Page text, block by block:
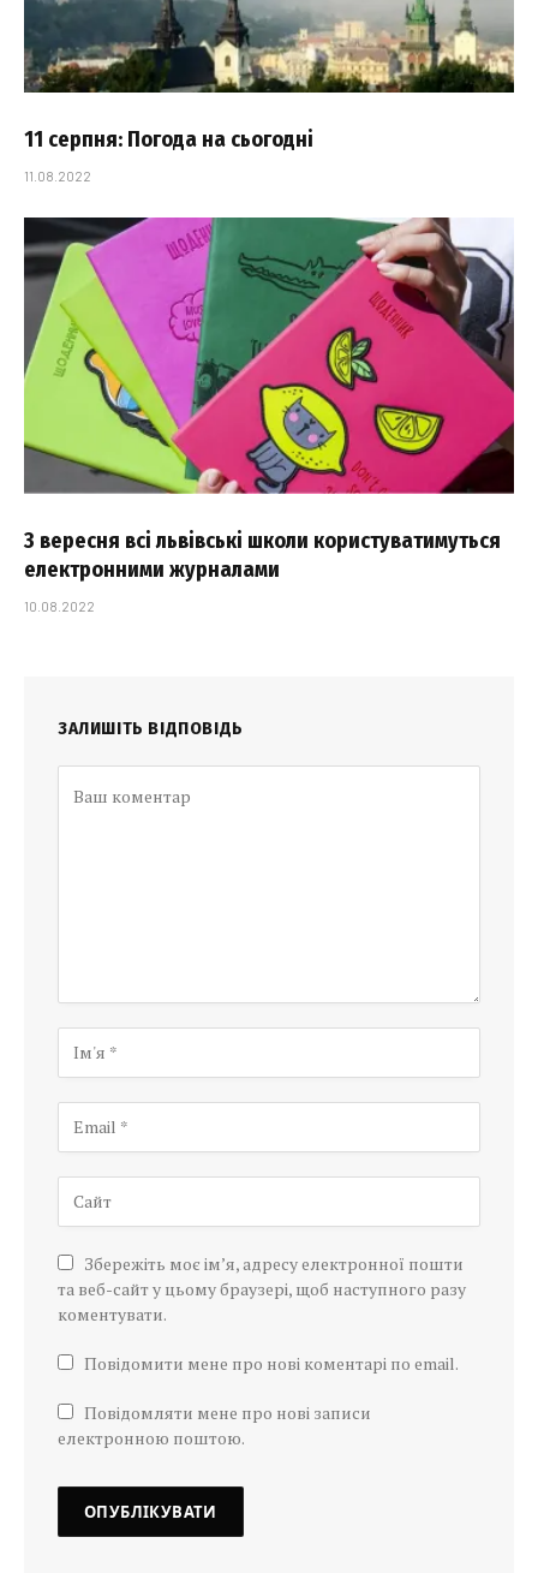
11 серпня: Погода на сьогодні
11.08.2022
З вересня всі львівські школи користуватимуться
електронними журналами
10.08.2022
ЗАЛИШІТЬ ВІДПОВІДЬ
Збережіть моє ім’я, адресу електронної пошти
та веб-сайт у цьому браузері, щоб наступного разу
коментувати.
Повідомити мене про нові коментарі по email.
Повідомляти мене про нові записи
електронною поштою.